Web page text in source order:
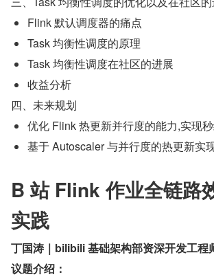
Flink 默认调度器的痛点
Task 均衡性调度的原理
Task 均衡性调度在社区的进展
收益分析
四、未来规划
优化 Flink 热更新并行度的能力,实现
基于 Autoscaler 与并行度的热更新实
B 站 Flink 作业全链路
实践
丁国涛｜bilibili 基础架构部资深开发工程
议题介绍：